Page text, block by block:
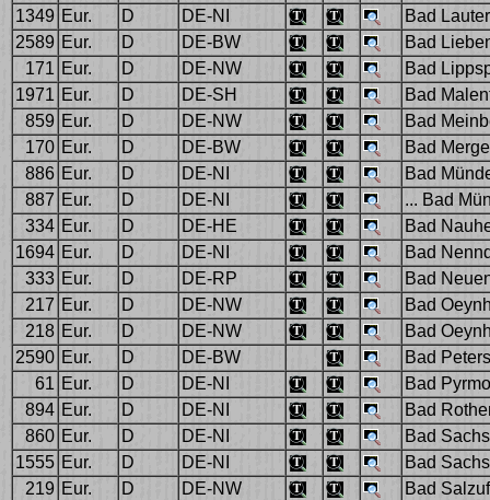
1349 Eur. D DE-NI
Bad
2589 Eur. D DE-BW
Bad
171 Eur. D DE-NW
Bad
1971 Eur. D DE-SH
Bad
859 Eur. D DE-NW
Bad
170 Eur. D DE-BW
Bad
886 Eur. D DE-NI
Bad
887 Eur. D DE-NI
... Bad
334 Eur. D DE-HE
Bad
1694 Eur. D DE-NI
Bad
333 Eur. D DE-RP
Bad
217 Eur. D DE-NW
Bad
218 Eur. D DE-NW
Bad
2590 Eur. D DE-BW
Bad
61 Eur. D DE-NI
Bad
894 Eur. D DE-NI
Bad
860 Eur. D DE-NI
Bad
1555 Eur. D DE-NI
Bad
219 Eur. D DE-NW
Bad